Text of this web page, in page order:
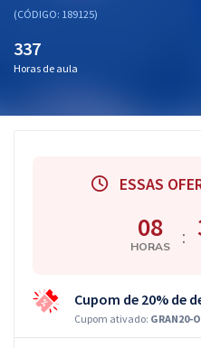
Questões grátis
(CÓDIGO: 189125)
337
Horas de aula
ESSAS
08
HORAS :
Cupom de 20% de
Cupom ativado: GRAN20-